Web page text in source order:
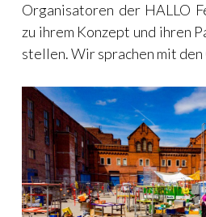
Organisatoren der HALLO
zu ihrem Konzept und ihren
stellen. Wir sprachen mit